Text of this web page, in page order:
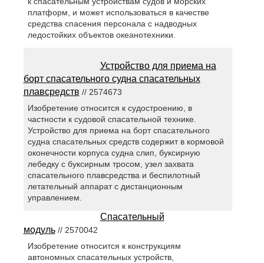
платформ, и может использоваться в качестве
средства спасения персонала с надводных
ледостойких объектов океанотехники.
Устройство для приема на
борт спасательного судна спасательных
плавсредств // 2574673
Изобретение относится к судостроению, в
частности к судовой спасательной технике.
Устройство для приема на борт спасательного
судна спасательных средств содержит в кормовой
оконечности корпуса судна слип, буксирную
лебедку с буксирным тросом, узел захвата
спасательного плавсредства и беспилотный
летательный аппарат с дистанционным
управлением.
Спасательный
модуль// 2570042
Изобретение относится к конструкциям
автономных спасательных устройств,